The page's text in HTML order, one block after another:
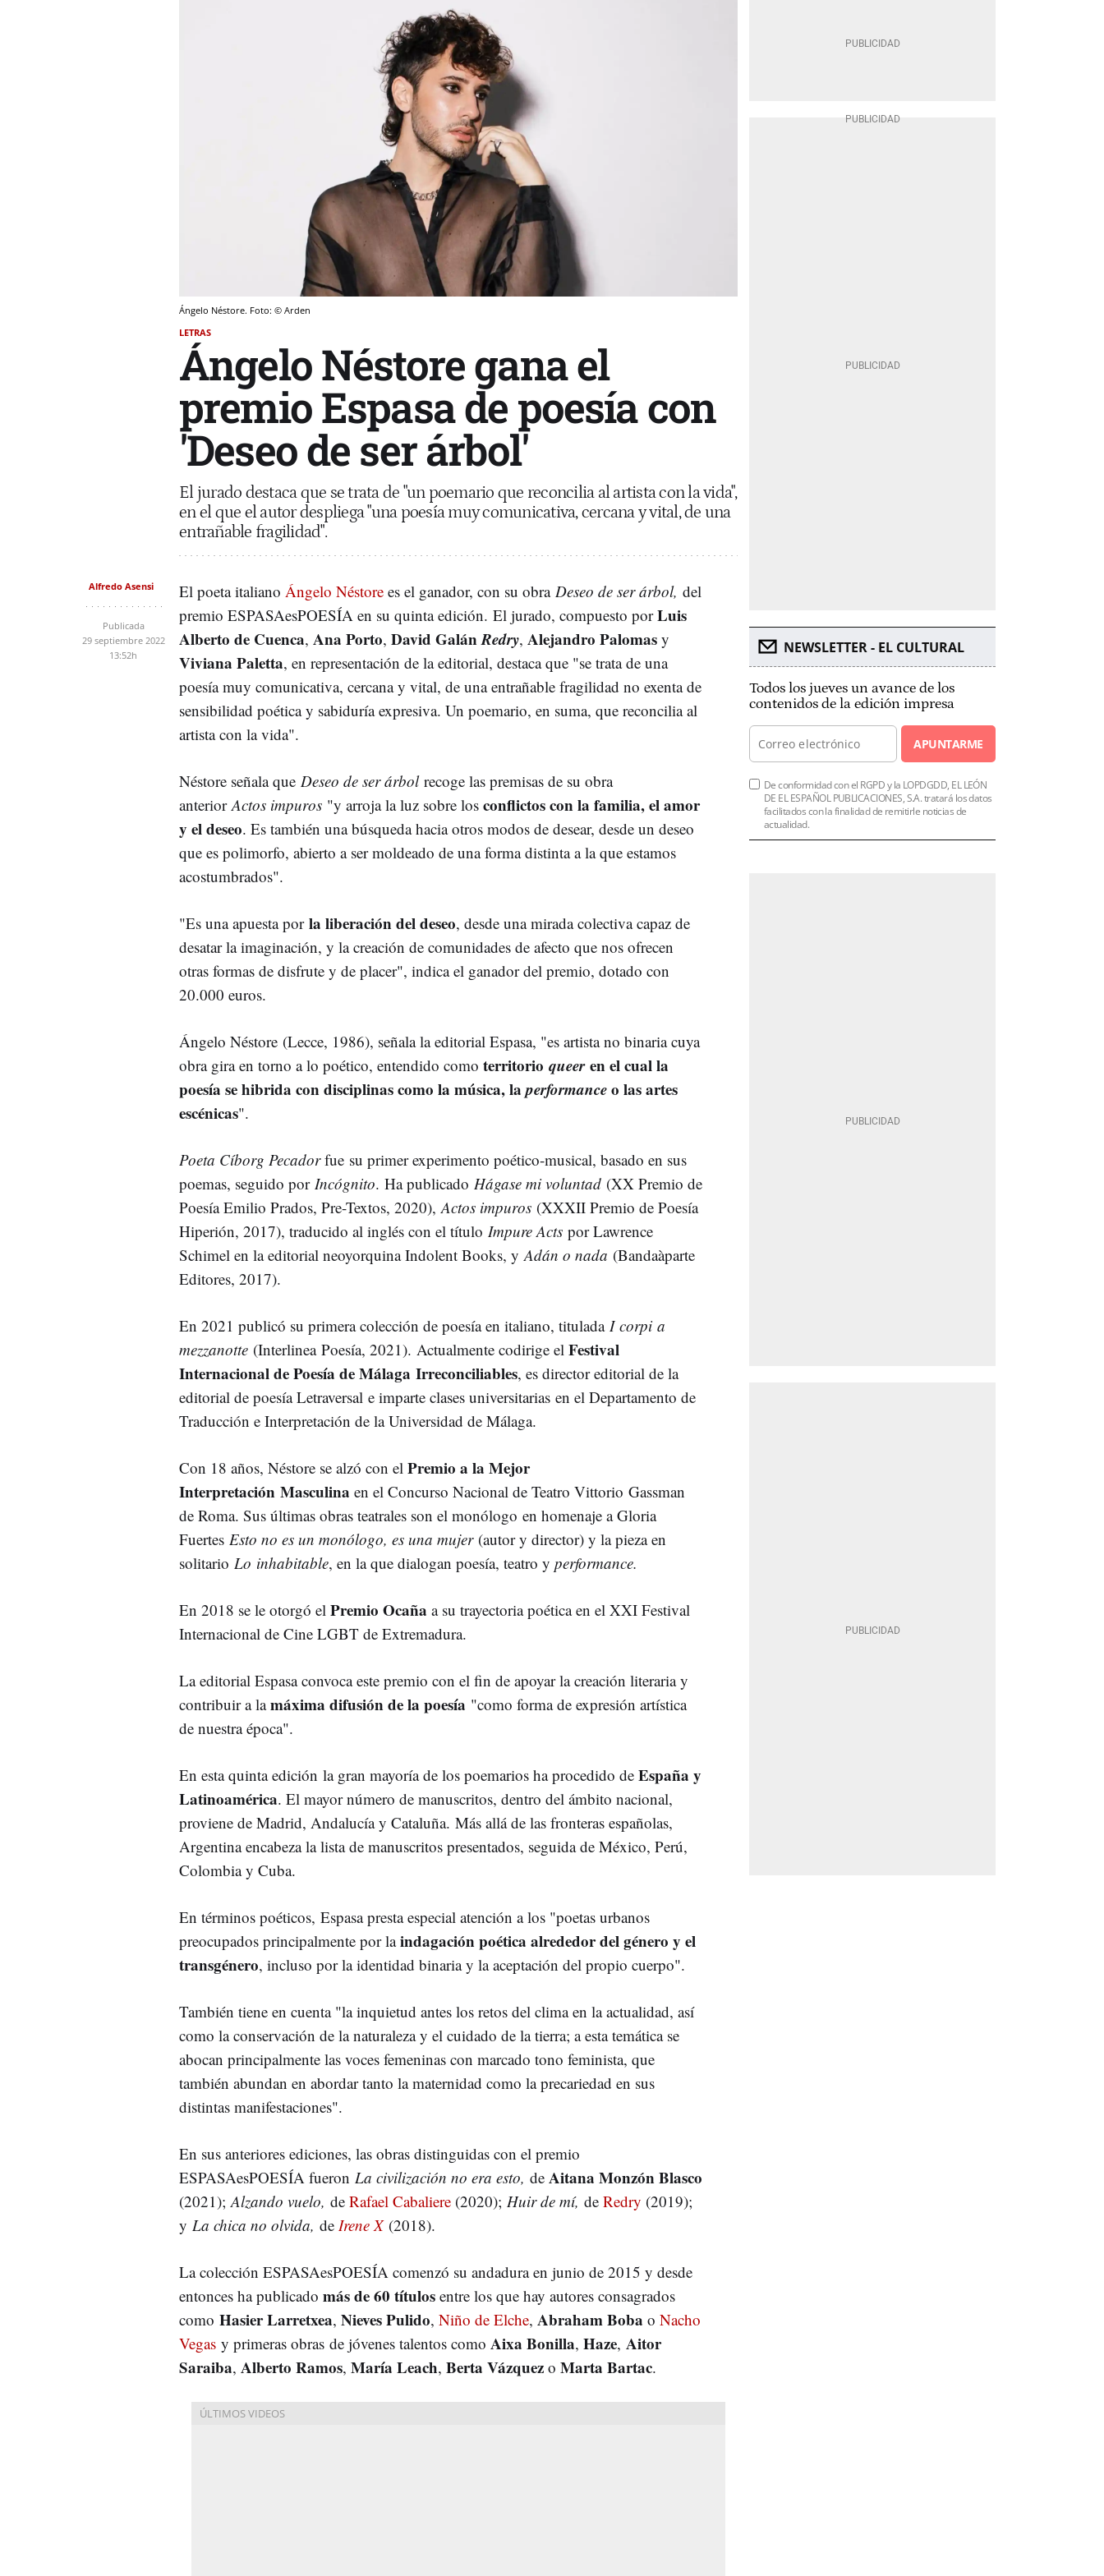
Ángelo Néstore. Foto: © Arden
LETRAS
Ángelo Néstore gana el
premio Espasa de poesía con
'Deseo de ser árbol'
El jurado destaca que se trata de "un poemario que reconcilia al artista con la vida",
en el que el autor despliega "una poesía muy comunicativa, cercana y vital, de una
entrañable fragilidad".
Alfredo Asensi
Publicada
29 septiembre 2022
13:52h
El poeta italiano Ángelo Néstore es el ganador, con su obra Deseo de ser árbol, del
premio ESPASAesPOESÍA en su quinta edición. El jurado, compuesto porLuis
Alberto de Cuenca, Ana Porto, David GalánRedry, Alejandro Palomas y
Viviana Paletta, en representación de la editorial, destaca que "se trata de una
poesía muy comunicativa, cercana y vital, de una entrañable fragilidad no exenta de
sensibilidad poética y sabiduría expresiva. Un poemario, en suma, que reconcilia al
artista con la vida".
Néstore señala que Deseo de ser árbolrecoge las premisas de su obra
anterior Actos impuros "y arroja la luz sobre los conflictos con la familia, el amor
y el deseo. Es también una búsqueda hacia otros modos de desear, desde un deseo
que es polimorfo, abierto a ser moldeado de una forma distinta a la que estamos
acostumbrados".
"Es una apuesta por la liberación del deseo, desde una mirada colectiva capaz de
desatar la imaginación, y la creación de comunidades de afecto que nos ofrecen
otras formas de disfrute y de placer", indica el ganador del premio, dotado con
20.000 euros.
Ángelo Néstore (Lecce, 1986), señala la editorial Espasa, "es artista no binaria cuya
obra gira en torno a lo poético, entendido como territorio queeren el cual la
poesía se hibrida con disciplinas como la música, laperformanceo las artes
escénicas".
Poeta Cíborg Pecadorfue su primer experimento poético-musical, basado en sus
poemas, seguido por Incógnito. Ha publicado Hágase mi voluntad (XX Premio de
Poesía Emilio Prados, Pre-Textos, 2020), Actos impuros (XXXII Premio de Poesía
Hiperión, 2017), traducido al inglés con el título Impure Acts por Lawrence
Schimel en la editorial neoyorquina Indolent Books, y Adán o nada (Bandaàparte
Editores, 2017).
En 2021 publicó su primera colección de poesía en italiano, titulada I corpi a
mezzanotte (Interlinea Poesía, 2021). Actualmente codirige el Festival
Internacional de Poesía de Málaga Irreconciliables, es director editorial de la
editorial de poesía Letraversal e imparte clases universitarias en el Departamento de
Traducción e Interpretación de la Universidad de Málaga.
Con 18 años, Néstore se alzó con el Premio a la Mejor
Interpretación Masculina en el Concurso Nacional de Teatro Vittorio Gassman
de Roma. Sus últimas obras teatrales son el monólogo en homenaje a Gloria
Fuertes Esto no es un monólogo, es una mujer(autor y director) y la pieza en
solitario Lo inhabitable, en la que dialogan poesía, teatro y performance.
En 2018 se le otorgó el Premio Ocaña a su trayectoria poética en el XXI Festival
Internacional de Cine LGBT de Extremadura.
La editorial Espasa convoca este premio con el fin de apoyar la creación literaria y
contribuir a lamáxima difusión de la poesía "como forma de expresión artística
de nuestra época".
En esta quinta edición la gran mayoría de los poemarios ha procedido de España y
Latinoamérica. El mayor número de manuscritos, dentro del ámbito nacional,
proviene de Madrid, Andalucía y Cataluña. Más allá de las fronteras españolas,
Argentina encabeza la lista de manuscritos presentados, seguida de México, Perú,
Colombia y Cuba.
En términos poéticos, Espasa presta especial atención a los "poetas urbanos
preocupados principalmente por laindagación poética alrededor del género y el
transgénero, incluso por la identidad binaria y la aceptación del propio cuerpo".
También tiene en cuenta "la inquietud antes los retos del clima en la actualidad, así
como la conservación de la naturaleza y el cuidado de la tierra; a esta temática se
abocan principalmente las voces femeninas con marcado tono feminista, que
también abundan en abordar tanto la maternidad como la precariedad en sus
distintas manifestaciones".
En sus anteriores ediciones, las obras distinguidas con el premio
ESPASAesPOESÍA fueron La civilización no era esto, de Aitana Monzón Blasco
(2021); Alzando vuelo, de Rafael Cabaliere (2020); Huir de mí, de Redry (2019);
y La chica no olvida, de Irene X(2018).
La colección ESPASAesPOESÍA comenzó su andadura en junio de 2015 y desde
entonces ha publicado más de 60 títulos entre los que hay autores consagrados
como Hasier Larretxea, Nieves Pulido, Niño de Elche, Abraham Boba o Nacho
Vegas y primeras obras de jóvenes talentos como Aixa Bonilla, Haze, Aitor
Saraiba, Alberto Ramos, María Leach, Berta Vázquez o Marta Bartac.
NEWSLETTER - EL CULTURAL
Todos los jueves un avance de los
contenidos de la edición impresa
APUNTARME
De conformidad con el RGPD y la LOPDGDD, EL LEÓN
DE EL ESPAÑOL PUBLICACIONES, S.A. tratará los datos
facilitados con la finalidad de remitirle noticias de
actualidad.